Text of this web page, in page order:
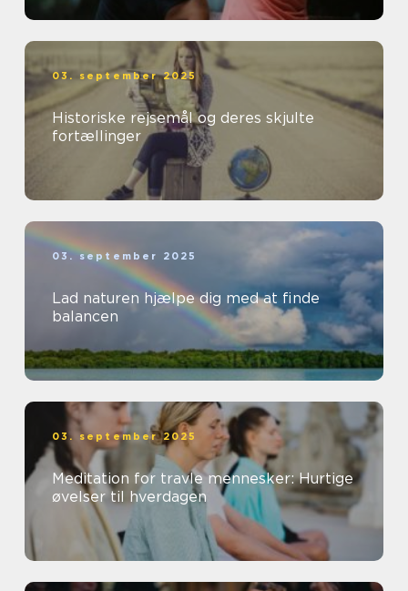
03. september 2025
Historiske rejsemål og deres skjulte
fortællinger
03. september 2025
Lad naturen hjælpe dig med at finde
balancen
03. september 2025
Meditation for travle mennesker: Hurtige
øvelser til hverdagen